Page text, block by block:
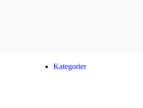
Kategorier